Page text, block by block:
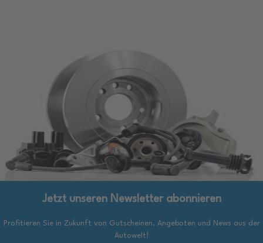
Jetzt unseren Newsletter abonnieren
Profitieren Sie in Zukunft von Gutscheinen, Angeboten und News aus der
Autowelt!